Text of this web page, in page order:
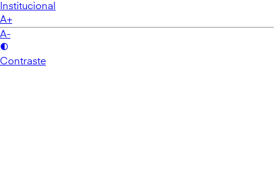
Institucional
A+
A-
Contraste